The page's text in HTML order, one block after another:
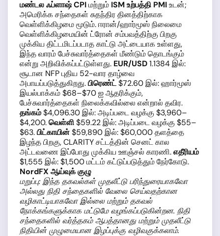
மண்டல ஃப்ளாஷ் CPIமற்றும் ISM உற்பத்தி PMIஉடன்;
அமெரிக்க சந்தைகள் சுதந்திர தினத்திற்காக
வெள்ளிக்கிழமை மூடும். ஈரான்/ஹார்மூஸ் நிலைமை
வெள்ளிக்கிழமையின் ட்ரோன் சம்பவத்திற்கு பிறகு
முக்கிய திட்டமிடப்படாத காட்டு அட்டையாக உள்ளது,
இந்த வாரம் பேச்சுவார்த்தைகள் மீண்டும் தொடங்கும்
என்று அறிவிக்கப்பட்டுள்ளது. EUR/USD1.1384 இல்:
சூடான NFP புதிய 52-வார தாழ்வை
அபாயப்படுத்துகிறது.பிரெண்ட்$72.60 இல்: ஹார்மூஸ்
இயல்பாக்கம் $68–$70 ஐ ஆதரிக்கும்,
பேச்சுவார்த்தைகள் நிலைக்கவில்லை என்றால் தவிர.
தங்கம்$4,096.30 இல்: அடிப்படை வழக்கு $3,960–
$4,200.வெள்ளி$59.22 இல்: அடிப்படை வழக்கு $55–
$63.பிட்காயின்$59,890 இல்: $60,000 தளத்தை
இழந்த பிறகு, CLARITY சட்டத்தின் செனட் கால
அட்டவணை இப்போது முக்கிய ஊஞ்சல் காரணி.எதீரியம்
$1,555 இல்: $1,500 மட்டம் கட்டுப்படுத்தும் நேர்கோடு.
NordFX ஆய்வுக் குழு
மறுப்பு: இந்த தகவல்கள் முதலீட்டு பரிந்துரையாகவோ
அல்லது நிதி சந்தைகளில் வேலை செய்வதற்கான
வழிகாட்டியாகவோ இல்லை மற்றும் தகவல்
நோக்கங்களுக்காக மட்டுமே வழங்கப்படுகின்றன. நிதி
சந்தைகளில் வர்த்தகம் ஆபத்தானது மற்றும் முதலீட்டு
நிதியின் முழுமையான இழப்புக்கு வழிவகுக்கலாம்.